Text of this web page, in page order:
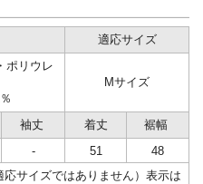
適応サイズ
ポリウレ
Mサイズ
袖丈 着丈
裾幅
- 51
48
サイズではありません）表示は